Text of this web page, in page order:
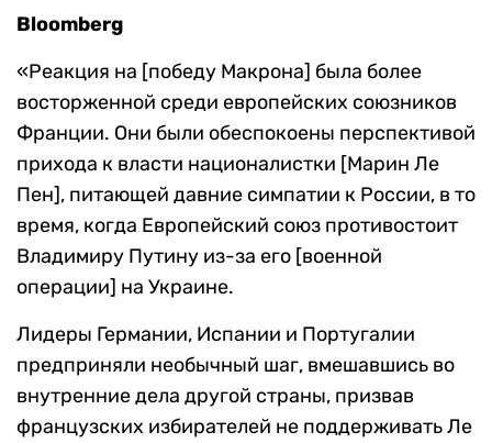
Bloomberg
«Реакция на [победу Макрона] была более
восторженной среди европейских союзников
Франции. Они были обеспокоены перспективой
прихода к власти националистки [Марин Ле
Пен], питающей давние симпатии к России, в то
время, когда Европейский союз противостоит
Владимиру Путину из-за его [военной
операции] на Украине.
Лидеры Германии, Испании и Португалии
предприняли необычный шаг, вмешавшись во
внутренние дела другой страны, призвав
французских избирателей не поддерживать Ле